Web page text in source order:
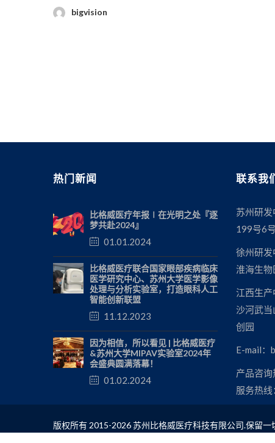
华医学会眼科分会全国眼底病学组组长、上海交通大
实现了瞳孔自动定位聚焦，全程语音引导，集成行业领先
临床，但同时也面临诸多挑战。比格威医疗科技在
BV1000采用软硬结合方式，是人工智能医疗临床落地新的发展方向。 吴文灿教授对比格威医疗科技人
证情况进行了综述，温州医科大学附属眼视光医院分
MIAS人工智能算法结果进行对比。试验结果显示：比
99.47%，特异度90.46%；OCT疾病平均准确率93.12%
明教授就全自动人工智能OCT在黄斑裂孔筛查与诊治
对于黄斑裂孔具有高度敏感性。比格威OCT BV1000
赖，再加上人工智能算法加持，能够适应基层医疗和在社区
寻常的2020年，眼科年会的圆满召开，就是所有眼科
能OCT BV1000的充分肯定与高度评价，给了比格威
案”，比格威将不懈努力，砥砺前行。
bigvision
热门新闻
比格威医疗年报∣在光明之处『逐
梦共赴2024』
01.01.2024
比格威医疗联合国家眼部疾病临床
医学研究中心、苏州大学医学影像
处理与分析实验室，打造眼科人工
智能创新联盟
11.12.2023
因为相信，所以看见 | 比格威医疗
&苏州大学MIPAV实验室2024年
会盛典圆满落幕！
01.02.2024
联系我
苏州研
199号6
徐州研发
淮海生物
江西生产
沙河武
创园
E-mail：
产品咨
服务热
版权所有 2015-2026 苏州比格威医疗科技有限公司.保留一